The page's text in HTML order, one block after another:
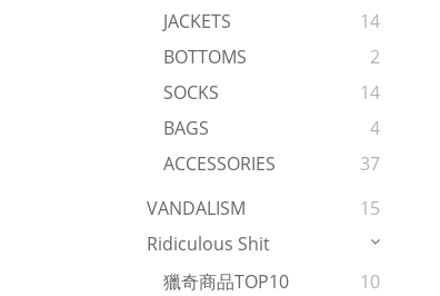
JACKETS
14
BOTTOMS
2
SOCKS
14
BAGS
4
ACCESSORIES
37
VANDALISM
15
Ridiculous Shit
獵奇商品TOP10
10